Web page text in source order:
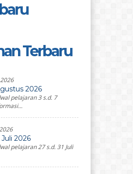
Terbaru
2026
pelajaran 3 s.d. 7
2026
pelajaran 27 s.d. 31 Juli